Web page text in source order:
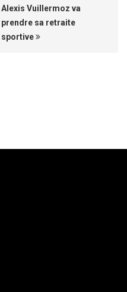
Alexis Vuillermoz va
prendre sa retraite
sportive